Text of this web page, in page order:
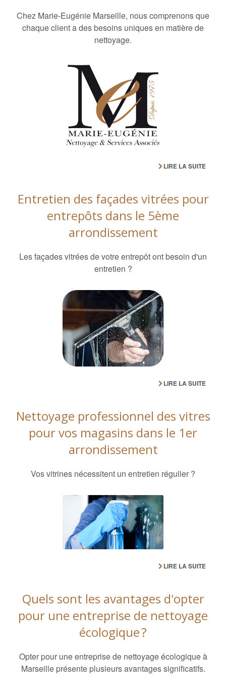
Chez Marie-Eugénie Marseille, nous comprenons que
chaque client a des besoins uniques en matière de
nettoyage.
LIRE LA SUITE
Entretien des façades vitrées pour
entrepôts dans le 5ème
arrondissement
Les façades vitrées de votre entrepôt ont besoin d'un
entretien ?
LIRE LA SUITE
Nettoyage professionnel des vitres
pour vos magasins dans le 1er
arrondissement
Vos vitrines nécessitent un entretien régulier ?
LIRE LA SUITE
Quels sont les avantages d'opter
pour une entreprise de nettoyage
écologique ?
Opter pour une entreprise de nettoyage écologique à
Marseille présente plusieurs avantages significatifs.